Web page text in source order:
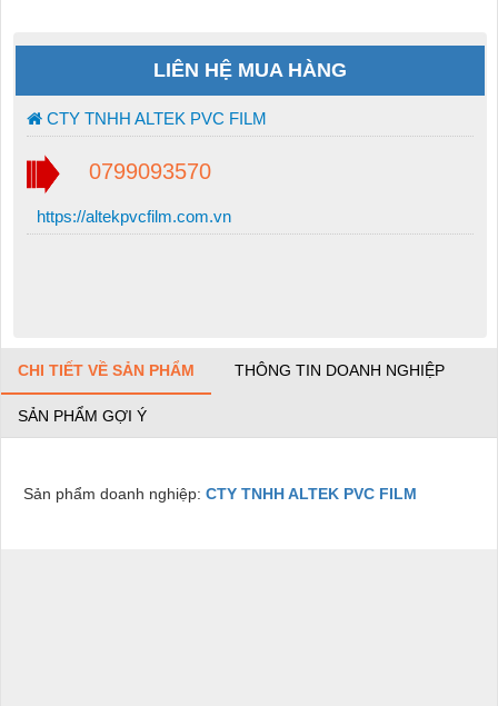
LIÊN HỆ MUA HÀNG
CTY TNHH ALTEK PVC FILM
0799093570
https://altekpvcfilm.com.vn
CHI TIẾT VỀ SẢN PHẨM THÔNG TIN DOANH NGHIỆP
SẢN PHẨM GỢI Ý
Sản phẩm doanh nghiệp: CTY TNHH ALTEK PVC FILM